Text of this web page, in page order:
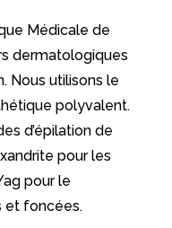
Médicale de
dermatologiques
Nous utilisons le
polyvalent.
d’épilation de
pour les
pour le
et foncées.